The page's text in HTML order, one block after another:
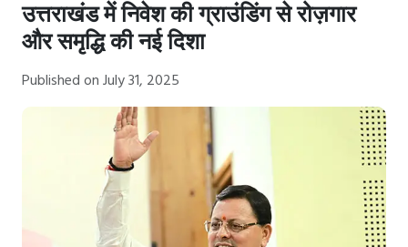
उत्तराखंड में निवेश की ग्राउंडिंग से रोज़गार
और समृद्धि की नई दिशा
Published on July 31, 2025